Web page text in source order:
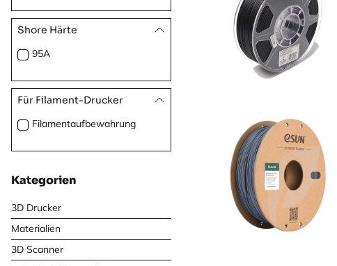
Shore Härte
95A
Für Filament-Drucker
Filamentaufbewahrung
Kategorien
3D Drucker
Materialien
3D Scanner